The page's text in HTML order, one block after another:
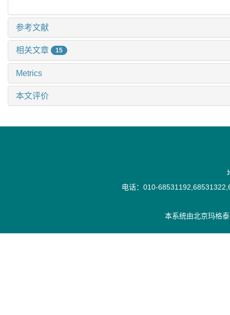
参考文献
相关文章 15
Metrics
本文评价
电话：010-
本系统由北京玛格